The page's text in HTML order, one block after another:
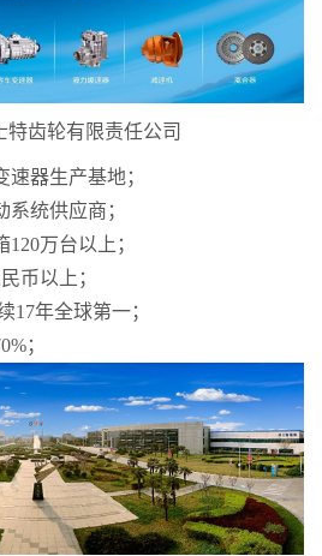
特齿轮有限责任公司
器生产基地；
统供应商；
120万台以上；
币以上；
17年全球第一；
；